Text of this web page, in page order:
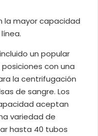
la mayor capacidad
un popular
con una
la centrifugación
de sangre. Los
aceptan
variedad de
hasta 40 tubos